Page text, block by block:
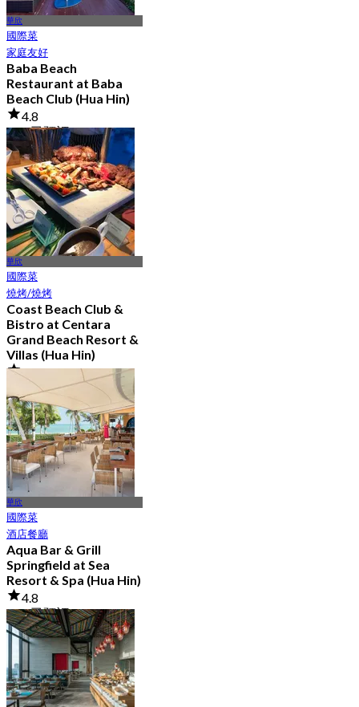
華欣
國際菜
家庭友好
Baba Beach
Restaurant at Baba
Beach Club (Hua Hin)
4.8
776 已預訂
起 ฿ 796.66
華欣
國際菜
燒烤/燒烤
Coast Beach Club &
Bistro at Centara
Grand Beach Resort &
Villas (Hua Hin)
4.8
359 已預訂
起฿ 615
華欣
國際菜
酒店餐廳
Aqua Bar & Grill
Springfield at Sea
Resort & Spa (Hua Hin)
4.8
409 已預訂
起฿ 466.33